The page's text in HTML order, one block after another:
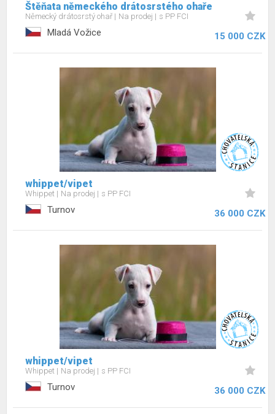
Štěňata německého drátosrstého ohaře
Německý drátosrstý ohař Na prodej s PP FCI
Mladá Vožice 15 000 CZK
whippet/vipet
Whippet Na prodej s PP FCI
Turnov 36 000 CZK
whippet/vipet
Whippet Na prodej s PP FCI
Turnov 36 000 CZK